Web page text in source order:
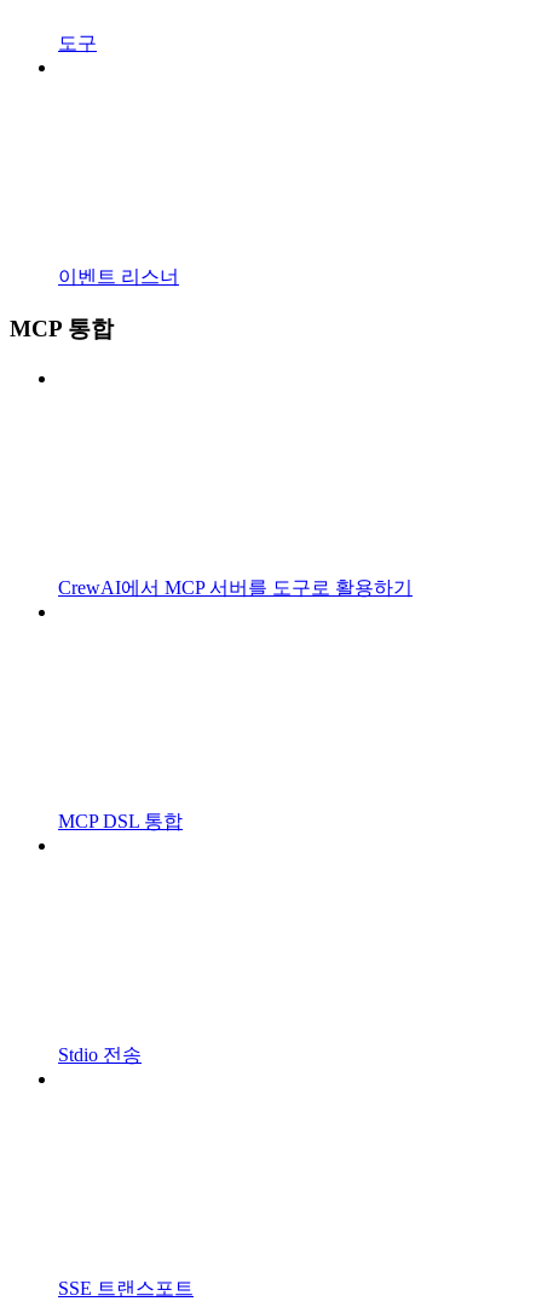
도구
이벤트 리스너
MCP 통합
CrewAI에서 MCP 서버를 도구로 활용하기
MCP DSL 통합
Stdio 전송
SSE 트랜스포트